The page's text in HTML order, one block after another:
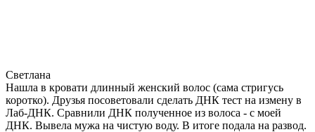
Светлана
Нашла в кровати длинный женский волос (сама стригусь
коротко). Друзья посоветовали сделать ДНК тест на измену в
Лаб-ДНК. Сравнили ДНК полученное из волоса - с моей
ДНК. Вывела мужа на чистую воду. В итоге подала на развод.